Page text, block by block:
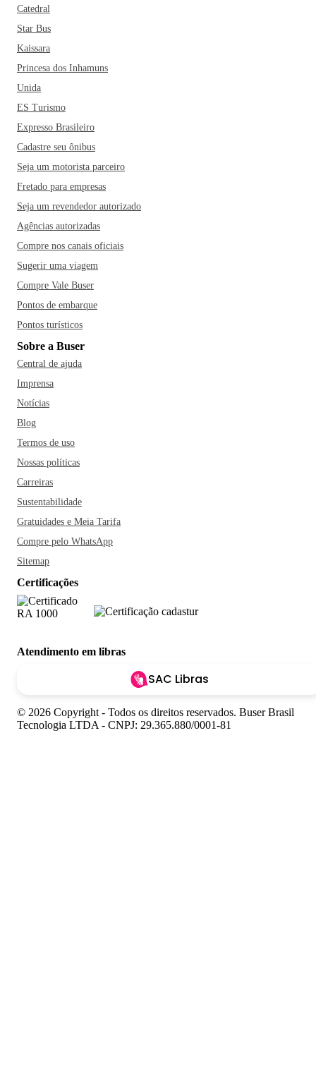
Catedral
Star Bus
Kaissara
Princesa dos Inhamuns
Unida
ES Turismo
Expresso Brasileiro
Cadastre seu ônibus
Seja um motorista parceiro
Fretado para empresas
Seja um revendedor autorizado
Agências autorizadas
Compre nos canais oficiais
Sugerir uma viagem
Compre Vale Buser
Pontos de embarque
Pontos turísticos
Sobre a Buser
Central de ajuda
Imprensa
Notícias
Blog
Termos de uso
Nossas políticas
Carreiras
Sustentabilidade
Gratuidades e Meia Tarifa
Compre pelo WhatsApp
Sitemap
Certificações
Atendimento em libras
SAC Libras
© 2026 Copyright - Todos os direitos reservados. Buser Brasil
Tecnologia LTDA - CNPJ: 29.365.880/0001-81